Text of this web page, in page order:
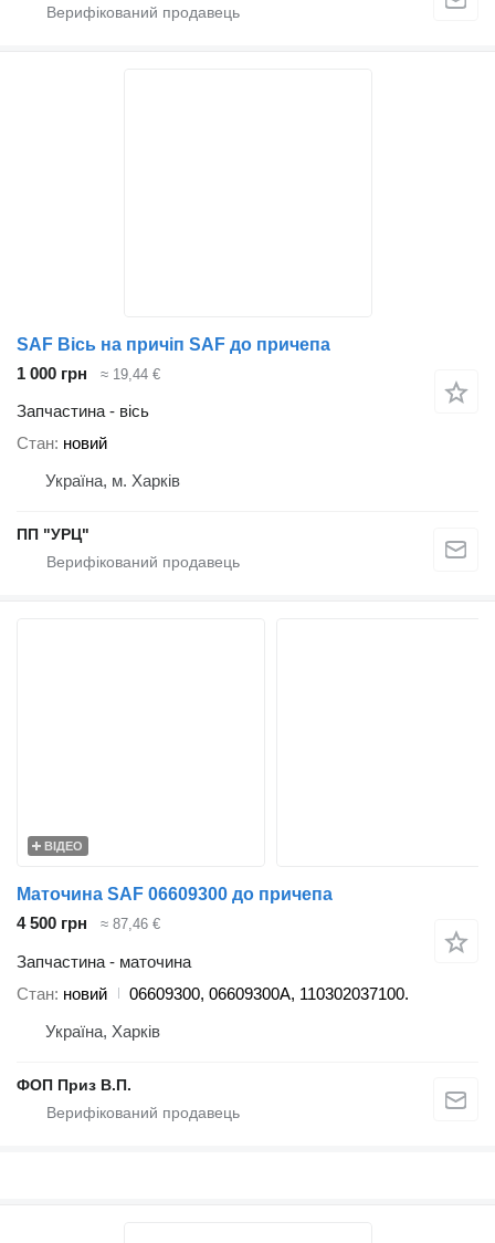
SAF Вісь на причіп SAF до причепа
1 000 грн
≈ 19,44 €
Запчастина - вісь
Стан новий
Україна, м. Харків
ПП "УРЦ"
ВІДЕО
Маточина SAF 06609300 до причепа
4 500 грн
≈ 87,46 €
Запчастина - маточина
Стан новий
06609300, 06609300A, 110302037100.
Україна, Харків
ФОП Приз В.П.